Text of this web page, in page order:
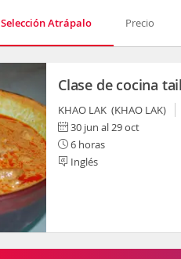
Selección Atrápalo Precio
Clase de cocina
KHAO LAK (KHAO LAK)
30 jun al 29 oct
6 horas
Inglés